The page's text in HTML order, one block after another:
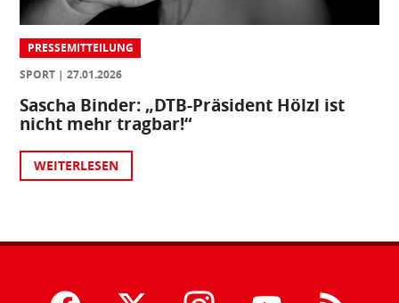
PRESSEMITTEILUNG
SPORT
27.01.2026
Sascha Binder: „DTB-Präsident Hölzl ist
nicht mehr tragbar!“
WEITERLESEN